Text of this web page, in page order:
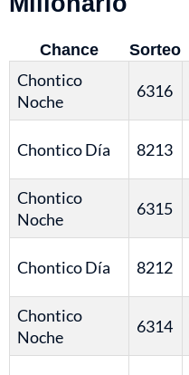
Chance Sorteo
Chontico
Noche
6316
Chontico Día 8213
Chontico
Noche
6315
Chontico Día 8212
Chontico
Noche
6314